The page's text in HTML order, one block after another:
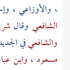
، والأوزاعي ،
الشافعي وقال
والشافعيفي
مسعود ، وابن